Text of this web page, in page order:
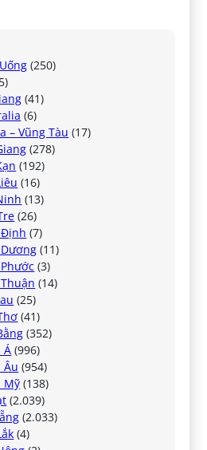
(250)
(41)
(6)
– Vũng Tàu (17)
(278)
(192)
(16)
(13)
(26)
(7)
(11)
(3)
(14)
(25)
(41)
(352)
Á (996)
Âu (954)
Mỹ (138)
(2.039)
(2.033)
(4)